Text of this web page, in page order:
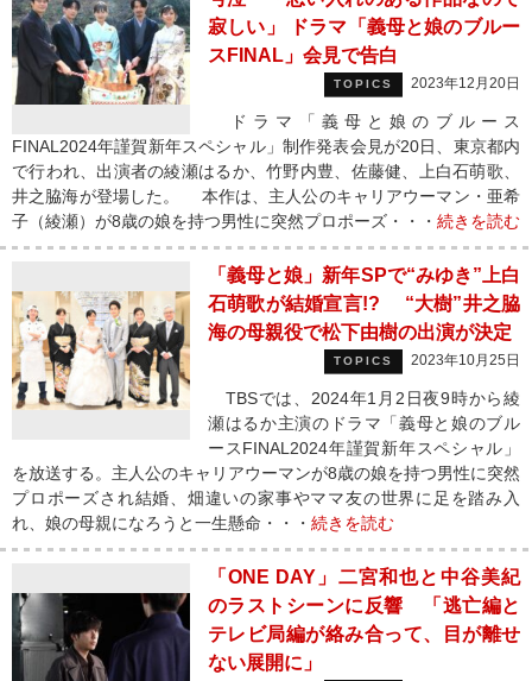
寂しい」 ドラマ「義母と娘のブルー
スFINAL」会見で告白
TOPICS 2023年12月20日
ドラマ「義母と娘のブルース
FINAL2024年謹賀新年スペシャル」制作発表会見が20日、東京都内
で行われ、出演者の綾瀬はるか、竹野内豊、佐藤健、上白石萌歌、
井之脇海が登場した。 本作は、主人公のキャリアウーマン・亜希
子（綾瀬）が8歳の娘を持つ男性に突然プロポーズ・・・ 続きを読む
「義母と娘」新年SPで“みゆき”上白
石萌歌が結婚宣言!? “大樹”井之脇
海の母親役で松下由樹の出演が決定
TOPICS 2023年10月25日
TBSでは、2024年1月2日夜9時から綾
瀬はるか主演のドラマ「義母と娘のブル
ースFINAL2024年謹賀新年スペシャル」
を放送する。主人公のキャリアウーマンが8歳の娘を持つ男性に突然
プロポーズされ結婚、畑違いの家事やママ友の世界に足を踏み入
れ、娘の母親になろうと一生懸命・・・ 続きを読む
「ONE DAY」二宮和也と中谷美紀
のラストシーンに反響 「逃亡編と
テレビ局編が絡み合って、目が離せ
ない展開に」